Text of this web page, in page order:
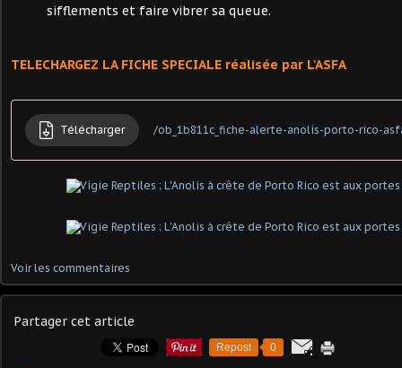
sifflements et faire vibrer sa queue.
TELECHARGEZ LA FICHE SPECIALE réalisée par L'ASFA
Télécharger /ob_1b811c_fiche-alerte-anolis-porto-rico-
Voir les commentaires
Partager cet article
Repost 0